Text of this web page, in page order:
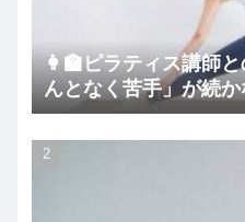
👩‍🏫ピラティス講師
んとなく苦手」が続